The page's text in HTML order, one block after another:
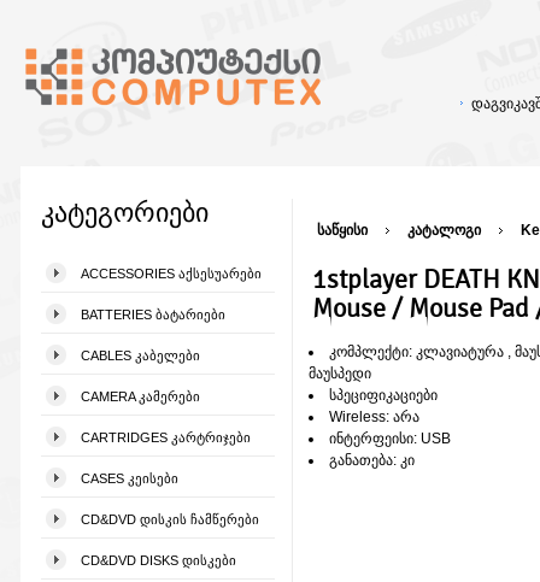
კატეგორიები
ACCESSORIES ᲐᲥᲡᲔᲡᲣᲐᲠᲔᲑᲘ
BATTERIES ᲑᲐᲢᲐᲠᲘᲔᲑᲘ
CABLES ᲙᲐᲑᲔᲚᲔᲑᲘ
CAMERA ᲙᲐᲛᲔᲠᲔᲑᲘ
CARTRIDGES ᲙᲐᲠᲢᲠᲘᲯᲔᲑᲘ
CASES ᲙᲔᲘᲡᲔᲑᲘ
CD&DVD ᲓᲘᲡᲙᲘᲡ ᲩᲐᲛᲬᲔᲠᲔᲑᲘ
CD&DVD DISKS ᲓᲘᲡᲙᲔᲑᲘ
საწყისი კატალოგი
1stplayer DEATH
Mouse / Mouse Pad
კომპლექტი: კლავიატურა ,
მაუსპედი
სპეციფიკაციები
Wireless: არა
ინტერფეისი: USB
განათება: კი